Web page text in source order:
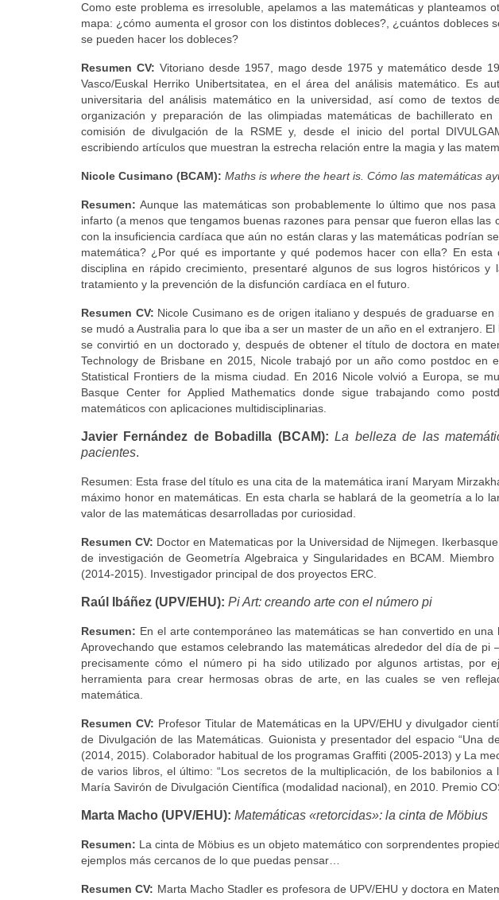
Como este problema es irresoluble, apelamos a las matemáticas y planteamos
mapa: ¿cómo aumenta el grosor con los distintos dobleces?, ¿cuántos dobleces
se pueden hacer los dobleces?
Resumen CV: Vitoriano desde 1957, mago desde 1975 y matemático desde
Vasco/Euskal Herriko Unibertsitatea, en el área del análisis matemático. Es
universitaria del análisis matemático en la universidad, así como de textos
organización y preparación de las olimpiadas matemáticas de bachillerato
comisión de divulgación de la RSME y, desde el inicio del portal
escribiendo artículos que muestran la estrecha relación entre la magia y las
Nicole Cusimano (BCAM): Maths is where the heart is Cómo las matemáticas
Resumen: Aunque las matemáticas son probablemente lo último que nos
infarto (a menos que tengamos buenas razones para pensar que fueron ellas
con la insuficiencia cardíaca que aún no están claras y las matemáticas podrían
matemática? ¿Por qué es importante y qué podemos hacer con ella? En esta
disciplina en rápido crecimiento, presentaré algunos de sus logros históricos
tratamiento y la prevención de la disfunción cardíaca en el futuro.
Resumen CV: Nicole Cusimano es de origen italiano y después de graduarse
se mudó a Australia para lo que iba a ser un master de un año en el extranjero.
se convirtió en un doctorado y, después de obtener el título de doctora en
Technology de Brisbane en 2015, Nicole trabajó por un año como postdoc en
Statistical Frontiers de la misma ciudad. En 2016 Nicole volvió a Europa, se
Basque Center for Applied Mathematics donde sigue trabajando como
matemáticos con aplicaciones multidisciplinarias.
Javier Fernández de Bobadilla (BCAM):La belleza de las
pacientes.
Resumen: Esta frase del título es una cita de la matemática iraní Maryam
máximo honor en matemáticas. En esta charla se hablará de la geometría a lo
valor de las matemáticas desarrolladas por curiosidad.
Resumen CV: Doctor en Matematicas por la Universidad de Nijmegen.
de investigación de Geometría Algebraica y Singularidades en BCAM.
(2014-2015). Investigador principal de dos proyectos ERC.
Raúl Ibáñez (UPV/EHU): Pi Art: creando arte con el número pi
Resumen: En el arte contemporáneo las matemáticas se han convertido en
Aprovechando que estamos celebrando las matemáticas alrededor del día de
precisamente cómo el número pi ha sido utilizado por algunos artistas, por
herramienta para crear hermosas obras de arte, en las cuales se ven
matemática.
Resumen CV: Profesor Titular de Matemáticas en la UPV/EHU y divulgador
de Divulgación de las Matemáticas. Guionista y presentador del espacio “Una
(2014, 2015). Colaborador habitual de los programas Graffiti (2005-2013) y La
de varios libros, el último: “Los secretos de la multiplicación, de los babilonios
María Savirón de Divulgación Científica (modalidad nacional), en 2010. Premio
Marta Macho (UPV/EHU): Matemáticas «retorcidas»: la cinta de Möbius
Resumen: La cinta de Möbius es un objeto matemático con sorprendentes
ejemplos más cercanos de lo que puedas pensar…
Resumen CV: Marta Macho Stadler es profesora de UPV/EHU y doctora en